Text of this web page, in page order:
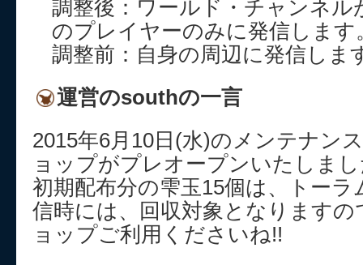
調整後：ワールド・チャンネル
のプレイヤーのみに発信します
調整前：自身の周辺に発信しま
運営のsouthの一言
2015年6月10日(水)のメンテナン
ョップがプレオープンいたしま
初期配布分の雫玉15個は、トー
信時には、回収対象となります
ョップご利用くださいね!!